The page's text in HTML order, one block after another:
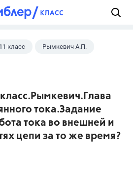
11 класс Рымкевич А.П.
тока.Задание
тока во внешней и
цепи за то же время?